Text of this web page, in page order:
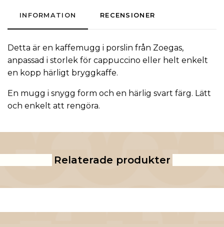
INFORMATION RECENSIONER
Detta är en kaffemugg i porslin från Zoegas,
anpassad i storlek för cappuccino eller helt enkelt
en kopp härligt bryggkaffe.
En mugg i snygg form och en härlig svart färg. Lätt
och enkelt att rengöra.
Relaterade produkter